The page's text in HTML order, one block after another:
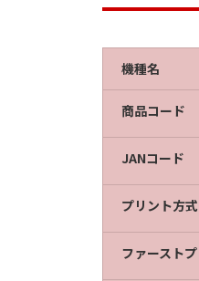
機種名
商品コード
JANコード
プリント方式
ファースト